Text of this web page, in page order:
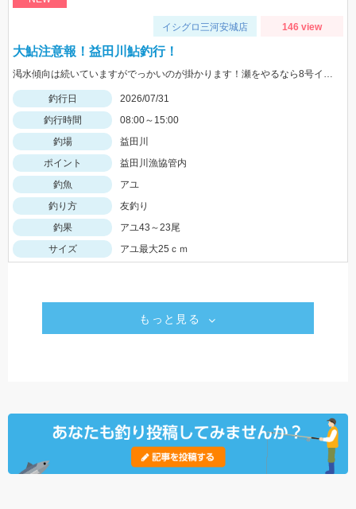
イシグロ三河安城店 146 view
大鮎注意報！益田川鮎釣行！
渇水傾向は続いていますがでっかいのが掛かります！瀬をやるなら8号イカリかヤナギがあった方が良いかもしれません！三河安城店岩﨑釣行
釣行日
2026/07/31
釣行時間
08:00～15:00
釣場
益田川
ポイント
益田川漁協管内
釣魚
アユ
釣り方
友釣り
釣果
アユ43～23尾
サイズ
アユ最大25ｃｍ
もっと見る